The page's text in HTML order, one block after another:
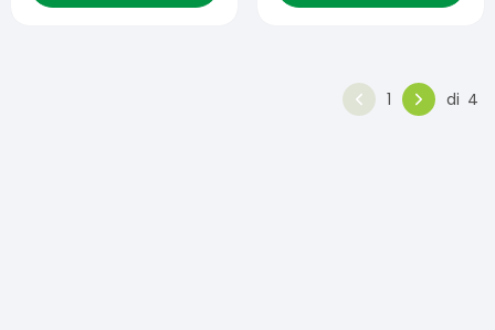
1 di 4